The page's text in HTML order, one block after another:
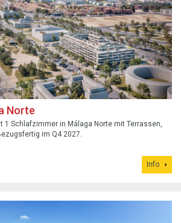
Norte
1 Schlafzimmer in Málaga Norte mit Terrassen,
im Q4 2027.
Info